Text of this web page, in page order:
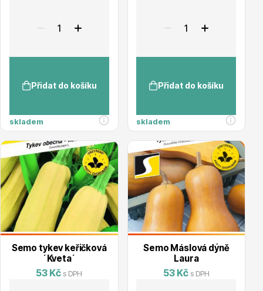
Azalky a rododendrony
Růže KORDES
Přidat do košíku
skladem
Přidat do košíku
skladem
Semo tykev keřičková
´Kveta´
53 Kč s DPH
Semo Máslová dýně
Laura
53 Kč s DPH